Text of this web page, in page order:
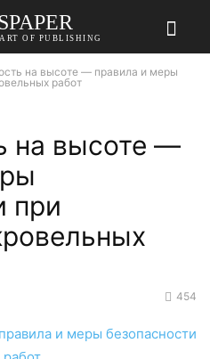
OF PUBLISHING
на высоте — правила и меры
работ
на высоте —
при
454